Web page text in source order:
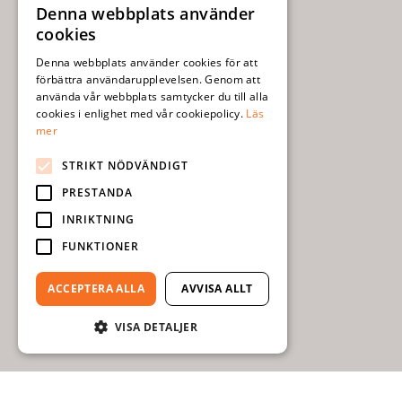
SWEDISH
Denna webbplats använder
cookies
Denna webbplats använder cookies för att
förbättra användarupplevelsen. Genom att
använda vår webbplats samtycker du till alla
cookies i enlighet med vår cookiepolicy. Läs
mer
STRIKT NÖDVÄNDIGT
PRESTANDA
INRIKTNING
FUNKTIONER
ACCEPTERA ALLA AVVISA ALLT
VISA DETALJER